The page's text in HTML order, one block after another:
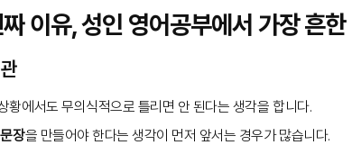
이유, 성인 영어공부에서 가장 흔한
황에서도 무의식적으로 틀리면 안 된다는 생각을 합니다.
장을 만들어야 한다는 생각이 먼저 앞서는 경우가 많습니다.